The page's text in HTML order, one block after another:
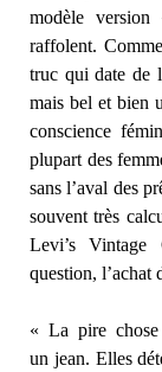
modèle
raffolent.
truc qui date de
mais bel et bien
conscience
plupart des
sans l’aval des
souvent très
Levi’s
question, l’achat
« La pire chose
un jean. Elles